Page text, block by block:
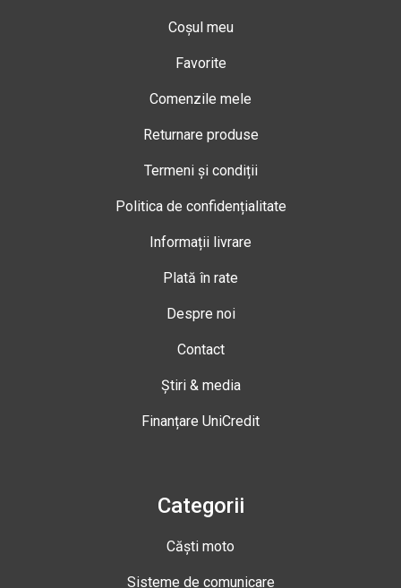
Coșul meu
Favorite
Comenzile mele
Returnare produse
Termeni și condiții
Politica de confidențialitate
Informații livrare
Plată în rate
Despre noi
Contact
Știri & media
Finanțare UniCredit
Categorii
Căști moto
Sisteme de comunicare